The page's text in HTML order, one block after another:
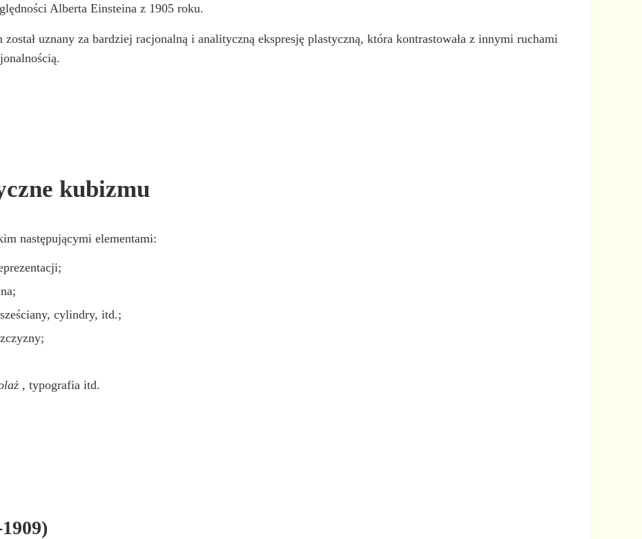
Alberta Einsteina z 1905 roku.
uznany za bardziej racjonalną i analityczną ekspresję plastyczną, która kontrastowała z innymi ruchami
kubizmu
następującymi elementami:
cylindry, itd.;
, typografia itd.